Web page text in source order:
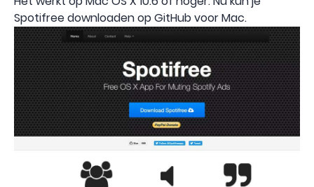
Spotifree downloaden op GitHub voor Mac.